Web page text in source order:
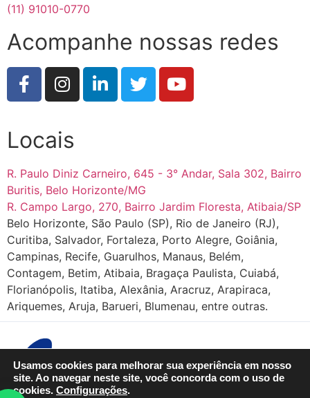
(11) 91010-0770
Acompanhe nossas redes
Locais
R. Paulo Diniz Carneiro, 645 - 3° Andar, Sala 302, Bairro
Buritis, Belo Horizonte/MG
R. Campo Largo, 270, Bairro Jardim Floresta, Atibaia/SP
Belo Horizonte, São Paulo (SP), Rio de Janeiro (RJ),
Curitiba, Salvador, Fortaleza, Porto Alegre, Goiânia,
Campinas, Recife, Guarulhos, Manaus, Belém,
Contagem, Betim, Atibaia, Bragaça Paulista, Cuiabá,
Florianópolis, Itatiba, Alexânia, Aracruz, Arapiraca,
Ariquemes, Aruja, Barueri, Blumenau, entre outras.
Usamos cookies para melhorar sua experiência em nosso
site. Ao navegar neste site, você concorda com o uso de
cookies. Configurações.